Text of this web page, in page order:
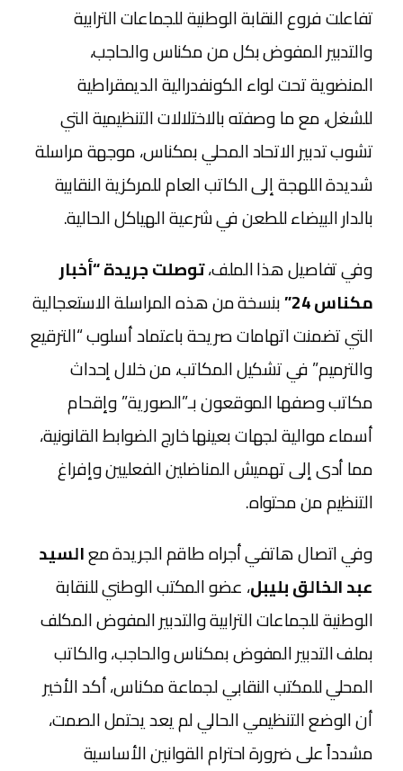
تفاعلت فروع النقابة الوطنية للجماعات الترابية
والتدبير المفوض بكل من مكناس والحاجب،
المنضوية تحت لواء الكونفدرالية الديمقراطية
للشغل، مع ما وصفته بالاختلالات التنظيمية التي
تشوب تدبير الاتحاد المحلي بمكناس، موجهة مراسلة
شديدة اللهجة إلى الكاتب العام للمركزية النقابية
بالدار البيضاء للطعن في شرعية الهياكل الحالية.
​وفي تفاصيل هذا الملف،توصلت جريدة “أخبار
مكناس 24”
بنسخة من هذه المراسلة الاستعجالية
التي تضمنت اتهامات صريحة باعتماد أسلوب “الترقيع
والترميم” في تشكيل المكاتب، من خلال إحداث
مكاتب وصفها الموقعون بـ”الصورية” وإقحام
أسماء موالية لجهات بعينها خارج الضوابط القانونية،
مما أدى إلى تهميش المناضلين الفعليين وإفراغ
التنظيم من محتواه.
​وفي اتصال هاتفي أجراه طاقم الجريدة معالسيد
عبد الخالق بليبل، عضو المكتب الوطني للنقابة
الوطنية للجماعات الترابية والتدبير المفوض المكلف
بملف التدبير المفوض بمكناس والحاجب، والكاتب
المحلي للمكتب النقابي لجماعة مكناس، أكد الأخير
أن الوضع التنظيمي الحالي لم يعد يحتمل الصمت،
مشدداً على ضرورة احترام القوانين الأساسية